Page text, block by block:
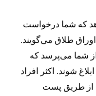
که شما درخواست
طلاق می‌گویند.
شما می‌پرسد که
شوند. اکثر افراد
طریق پست